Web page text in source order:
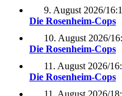
9. August 2026/
Die Rosenheim-Cops
10. August 2026/
Die Rosenheim-Cops
11. August 2026/
Die Rosenheim-Cops